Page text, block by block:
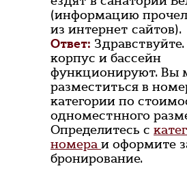
(информацию
из интернет сайтов).
Ответ:
корпус и бассейн
функционируют. Вы
разместиться в
категории по
одноместнного
Определитесь с
номера и оформите
бронирование.